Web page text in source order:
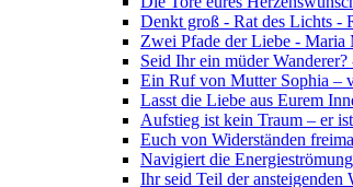
Denkt groß - Rat des Lichts -
Zwei Pfade der Liebe - Maria
Seid Ihr ein müder
Ein Ruf von Mutter Sophia –
Lasst die Liebe aus Eurem
Aufstieg ist kein Traum – er
Euch von Widerständen
Navigiert die
Ihr seid Teil der